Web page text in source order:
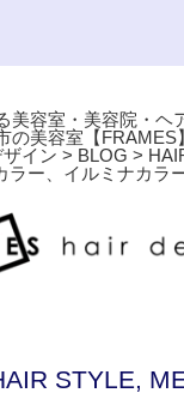
美容室・美容院・ヘ
の美容室【FRAMES
ザイン > BLOG >
ラー、イルミナカラ
STYLE,